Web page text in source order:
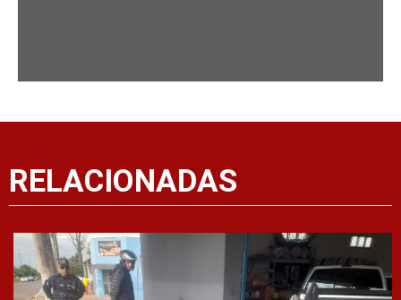
RELACIONADAS